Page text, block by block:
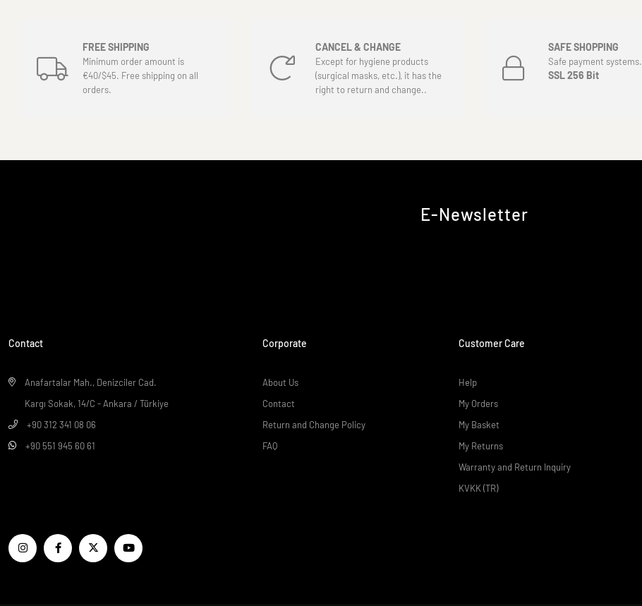
FREE SHIPPING
Minimum order amount is
€40/$45. Free shipping on all
orders.
CANCEL & CHANGE
Except for hygiene products
(surgical masks, etc.), it has the
right to return and change..
SAFE SHOPPING
Safe payment systems.
SSL 256 Bit
E-Newsletter
Contact
Anafartalar Mah., Denizciler Cad.
Kargı Sokak, 14/C - Ankara / Türkiye
+90 312 341 08 06
+90 551 945 60 61
Corporate
About Us
Contact
Return and Change Policy
FAQ
Customer Care
Help
My Orders
My Basket
My Returns
Warranty and Return Inquiry
KVKK (TR)